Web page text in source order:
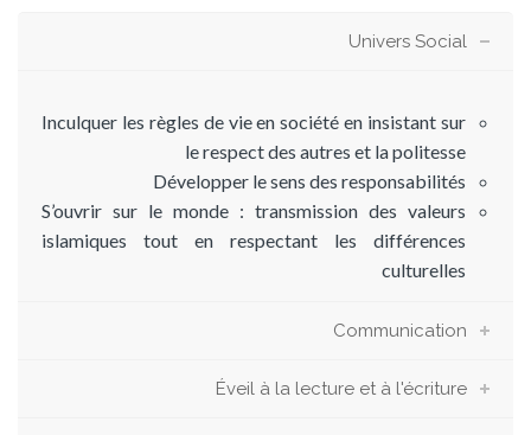
Univers Social
Inculquer les règles de vie en société en insistant sur
le respect des autres et la politesse
Développer le sens des responsabilités
S’ouvrir sur le monde : transmission des valeurs
islamiques tout en respectant les différences
culturelles
Communication
Éveil à la lecture et à l'écriture